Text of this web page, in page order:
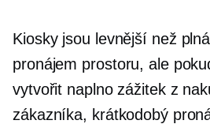
Kiosky jsou levnější než
pronájem prostoru, ale
vytvořit naplnozážitek z
zákazníka, krátkodobý